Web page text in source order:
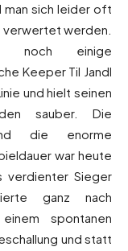
man sich leider oft
verwertet werden.
noch einige
Keeper Til Jandl
und hielt seinen
sauber. Die
die enorme
war heute
verdienter Sieger
ganz nach
einem spontanen
und statt